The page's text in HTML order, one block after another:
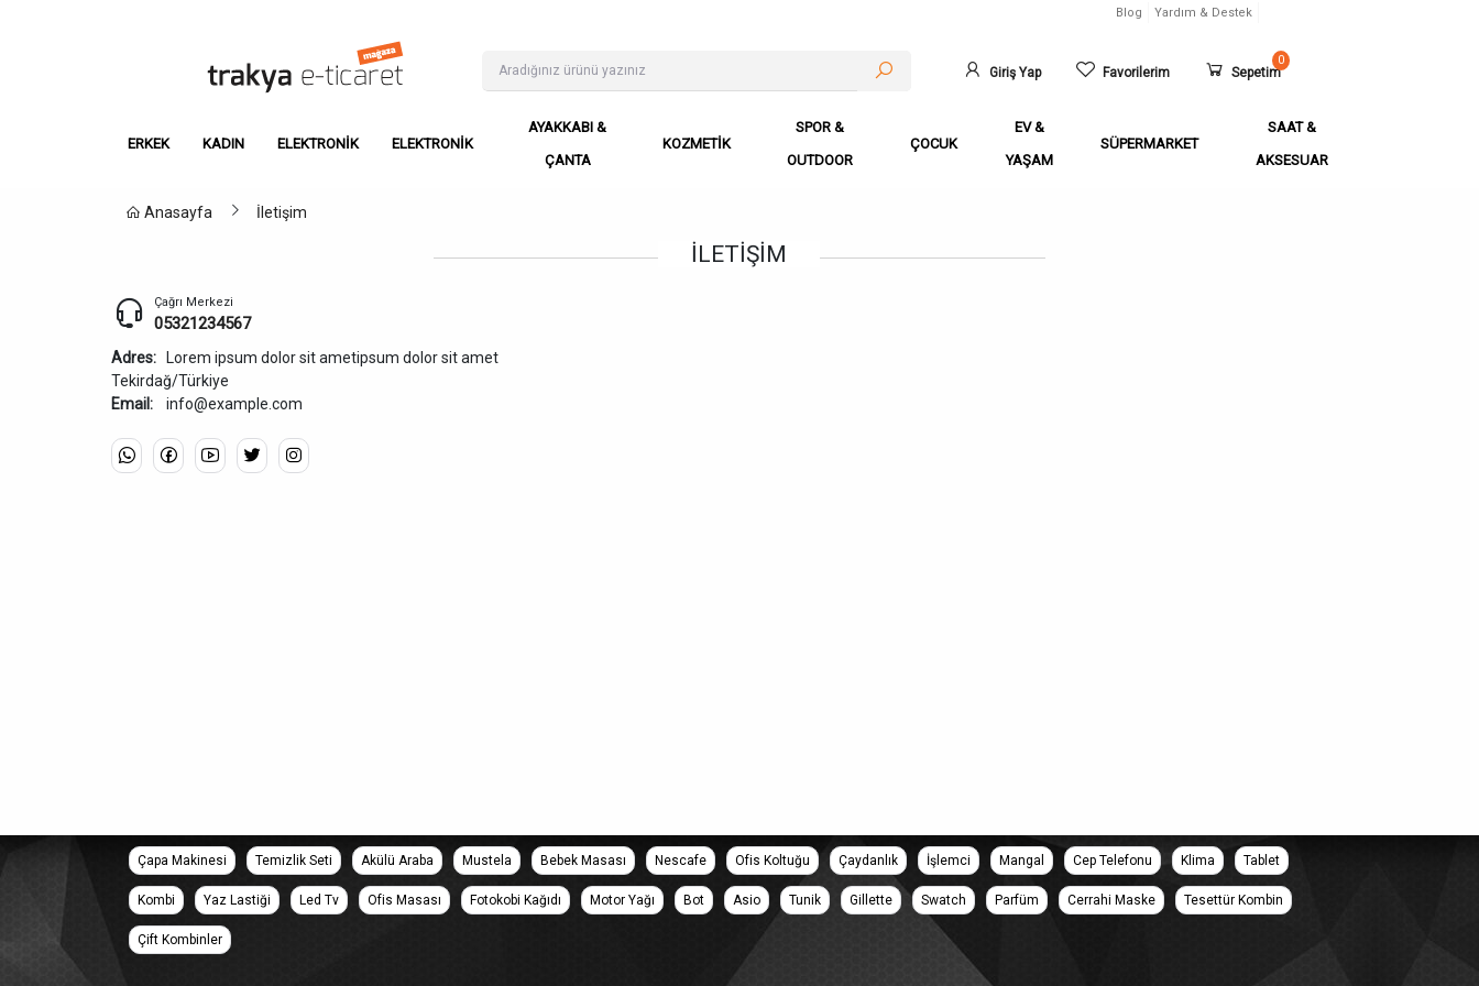
Blog Yardım & Destek
Giriş Yap Favorilerim
0
Sepetim
ERKEK KADIN ELEKTRONIK ELEKTRONİK
AYAKKABI &
ÇANTA
KOZMETİK
SPOR &
OUTDOOR
ÇOCUK
EV &
YAŞAM
SÜPERMARKET
SAAT &
AKSESUAR
Anasayfa İletişim
İLETIŞIM
Çağrı Merkezi
05321234567
Adres:
Lorem ipsum dolor sit ametipsum dolor sit amet
Tekirdağ/Türkiye
Email:
info@example.com
Çapa Makinesi Temizlik Seti Akülü Araba Mustela Bebek Masası Nescafe Ofis Koltuğu Çaydanlık İşlemci Mangal Cep Telefonu Klima Tablet
Kombi Yaz Lastiği Led Tv Ofis Masası Fotokobi Kağıdı Motor Yağı Bot Asio Tunik Gillette Swatch Parfüm Cerrahi Maske Tesettür Kombin
Çift Kombinler